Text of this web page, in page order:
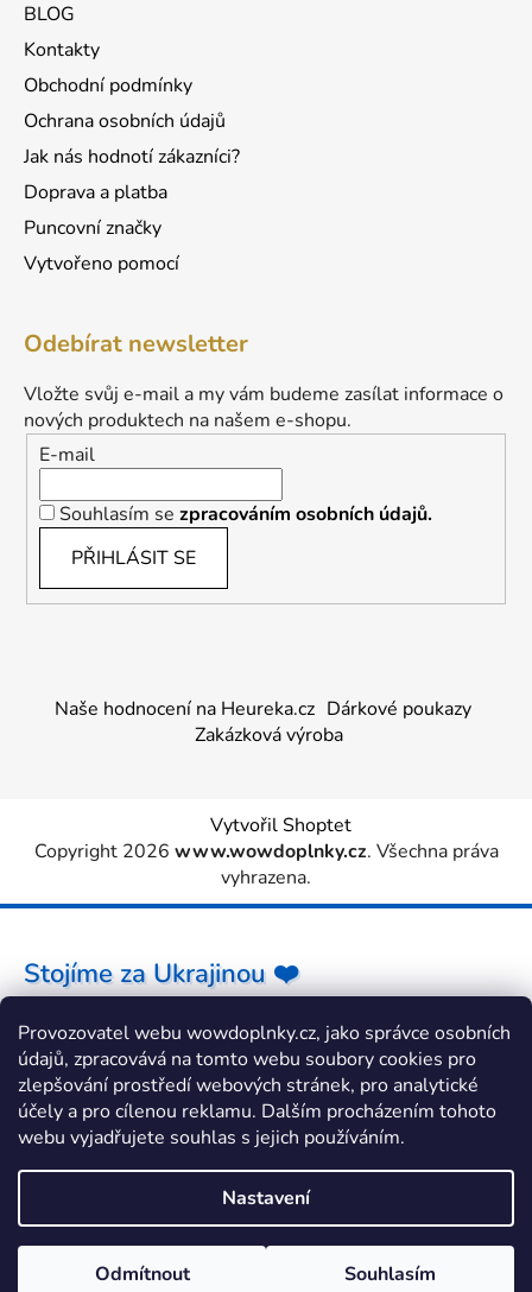
Provozovatel webu wowdoplnky.cz, jako správce osobních
údajů, zpracovává na tomto webu soubory cookies pro
zlepšování prostředí webových stránek, pro analytické
účely a pro cílenou reklamu. Dalším procházením tohoto
webu vyjadřujete souhlas s jejich používáním.
Nastavení
Odmítnout Souhlasím
BLOG
Kontakty
Obchodní podmínky
Ochrana osobních údajů
Jak nás hodnotí zákazníci?
Doprava a platba
Puncovní značky
Vytvořeno pomocí
Odebírat newsletter
Vložte svůj e-mail a my vám budeme zasílat informace o
nových produktech na našem e-shopu.
E-mail
Souhlasím se zpracováním osobních údajů.
PŘIHLÁSIT SE
Naše hodnocení na Heureka.cz Dárkové poukazy
Zakázková výroba
Vytvořil Shoptet
Copyright 2026 www.wowdoplnky.cz. Všechna práva
vyhrazena.
Stojíme za Ukrajinou ❤️
Jak a čím pomoci »